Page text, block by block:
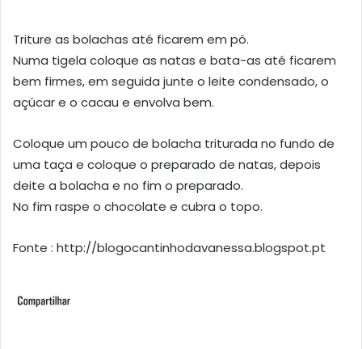
Triture as bolachas até ficarem em pó.
Numa tigela coloque as natas e bata-as até ficarem
bem firmes, em seguida junte o leite condensado, o
açúcar e o cacau e envolva bem.
Coloque um pouco de bolacha triturada no fundo de
uma taça e coloque o preparado de natas, depois
deite a bolacha e no fim o preparado.
No fim raspe o chocolate e cubra o topo.
Fonte : http://blogocantinhodavanessa.blogspot.pt